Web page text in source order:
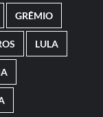
GRÊMIO
LULA